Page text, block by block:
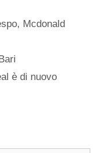
, Mcdonald
è di nuovo